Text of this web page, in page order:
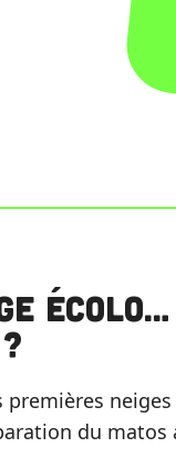
écolo…
premières
du matos